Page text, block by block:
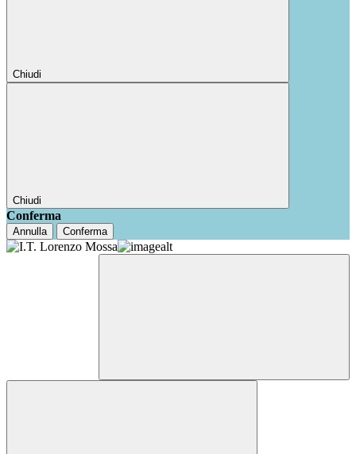
Chiudi
Chiudi
Conferma
Annulla Conferma